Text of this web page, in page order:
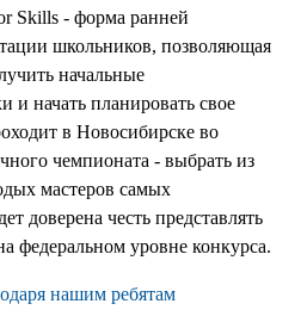
Skills - форма ранней
школьников, позволяющая
начальные
и начать планировать свое
в Новосибирске во
чемпионата - выбрать из
мастеров самых
доверена честь представлять
федеральном уровне конкурса.
нашим ребятам